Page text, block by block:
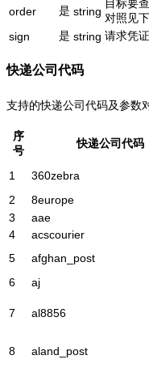
order
是 string
目标要
对照见
sign
是 string 请求凭
快递公司代码
支持的快递公司代码及参数
序
号
快递公司代码
1 360zebra
2
8europe
3
aae
4
acscourier
5
afghan_post
6
aj
7 al8856
8
aland_post